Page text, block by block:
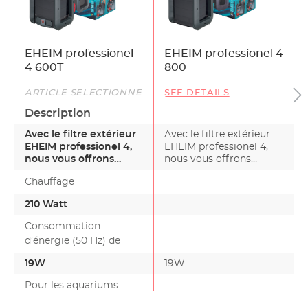
EHEIM professionel
4 600T
EHEIM professionel 4
800
ARTICLE SÉLECTIONNÉ SEE DETAILS
Description
Avec le filtre extérieur
EHEIM professionel 4,
nous vous offrons
Avec le filtre extérieur
EHEIM professionel 4,
nous vous offrons
Chauffage
210 Watt -
Consommation
d’énergie (50 Hz) de
19W 19W
Pour les aquariums